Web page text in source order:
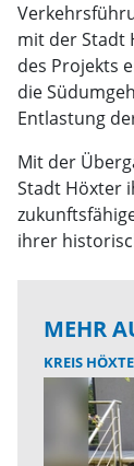
mit der Stadt
des Projekts
die
Entlastung
Mit der
Stadt Höxter
ihrer
MEHR
KREIS